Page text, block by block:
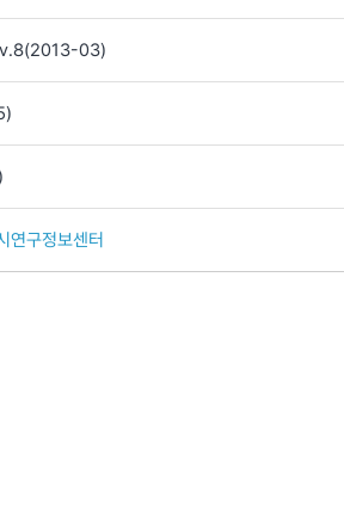
(2013-03)
)
연구정보센터